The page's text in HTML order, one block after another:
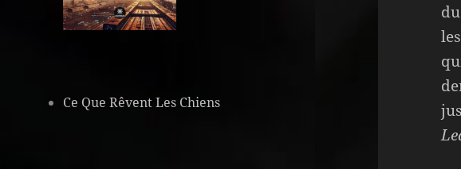
Ce Que Rêvent Les Chiens